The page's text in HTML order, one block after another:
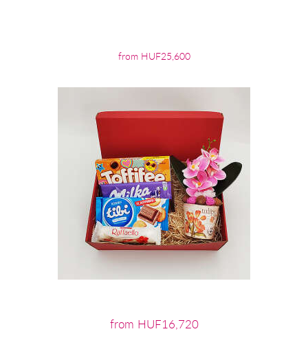
from HUF25,600
from HUF16,720